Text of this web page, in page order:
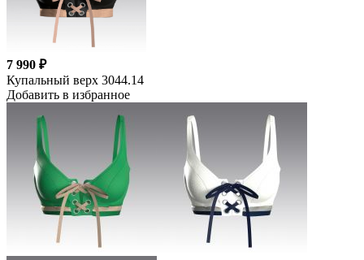
7 990 ₽
Купальный верх 3044.14
Добавить в избранное